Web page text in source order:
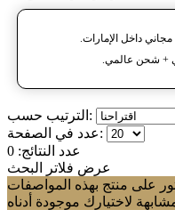
+ شحن عالمي.
الترتيب حسب:
عدد في الصفحة:
عدد النتائج: 0
عرض فلاتر البحث
على منتج بهذه المواصفات
لاختيارك موجودة أدناه